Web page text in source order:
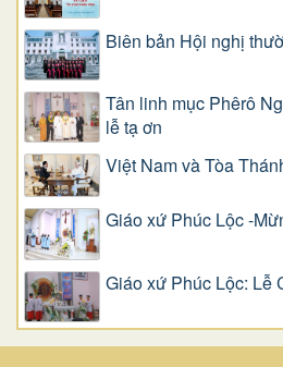
Biên bản Hội nghị
Tân linh mục Phêrô
lễ tạ ơn
Việt Nam và Tòa
Giáo xứ Phúc Lộc -
Giáo xứ Phúc Lộc: Lễ